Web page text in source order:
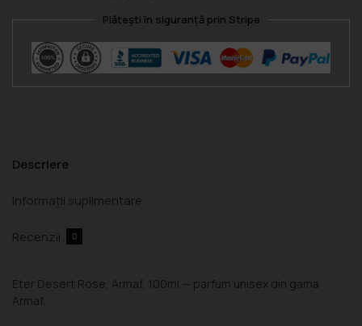
Plătești în siguranță prin Stripe
Descriere
Informații suplimentare
Recenzii 0
Eter Desert Rose, Armaf, 100ml — parfum unisex din gama
Armaf.